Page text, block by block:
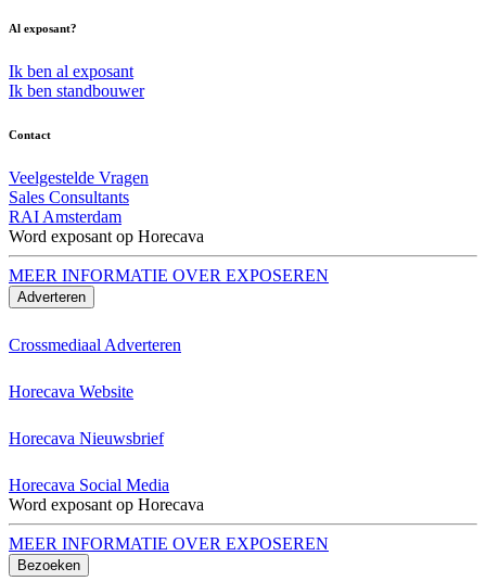
Al exposant?
Ik ben al exposant
Ik ben standbouwer
Contact
Veelgestelde Vragen
Sales Consultants
RAI Amsterdam
Word exposant op Horecava
MEER INFORMATIE OVER EXPOSEREN
Adverteren
Crossmediaal Adverteren
Horecava Website
Horecava Nieuwsbrief
Horecava Social Media
Word exposant op Horecava
MEER INFORMATIE OVER EXPOSEREN
Bezoeken